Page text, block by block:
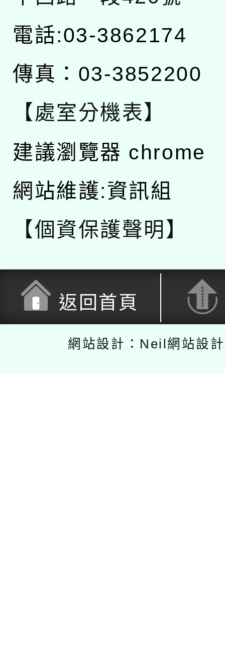
電話:03-3862174
傳真：03-3852200
【處室分機表】
建議瀏覽器 chrome
網站維護:資訊組
【個資保護聲明】
返回首頁
網站設計：Neil網站設